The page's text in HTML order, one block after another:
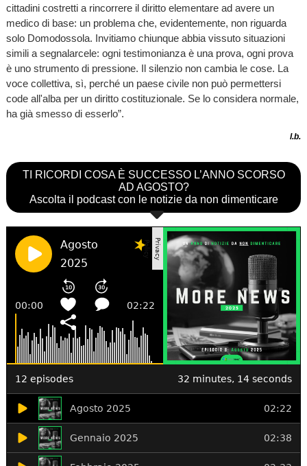
cittadini costretti a rincorrere il diritto elementare ad avere un
medico di base: un problema che, evidentemente, non riguarda
solo Domodossola. Invitiamo chiunque abbia vissuto situazioni
simili a segnalarcele: ogni testimonianza è una prova, ogni prova
è uno strumento di pressione. Il silenzio non cambia le cose. La
voce collettiva, sì, perché un paese civile non può permettersi
code all'alba per un diritto costituzionale. Se lo considera normale,
ha già smesso di esserlo”.
l.b.
TI RICORDI COSA È SUCCESSO L’ANNO SCORSO
AD AGOSTO?
Ascolta il podcast con le notizie da non dimenticare